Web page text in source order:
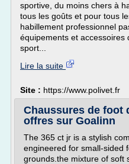
sportive, du moins chers à
tous les goûts et pour tous
habillement professionnel
équipements et accessoires
sport...
Lire la suite
Site : https://www.polivet.fr
Chaussures de foot
offres sur Goalinn
The 365 ct jr is a stylish
engineered for small-sided
grounds.the mixture of soft